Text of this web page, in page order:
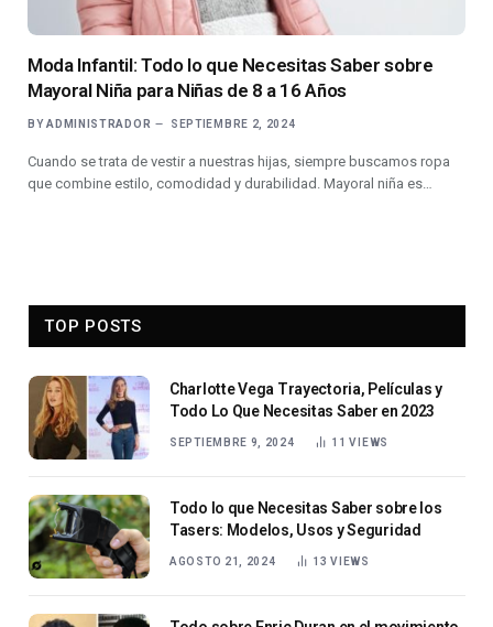
Moda Infantil: Todo lo que Necesitas Saber sobre
Mayoral Niña para Niñas de 8 a 16 Años
BY ADMINISTRADOR SEPTIEMBRE 2, 2024
Cuando se trata de vestir a nuestras hijas, siempre buscamos ropa
que combine estilo, comodidad y durabilidad. Mayoral niña es…
TOP POSTS
Charlotte Vega Trayectoria, Películas y
Todo Lo Que Necesitas Saber en 2023
SEPTIEMBRE 9, 2024 11VIEWS
Todo lo que Necesitas Saber sobre los
Tasers: Modelos, Usos y Seguridad
AGOSTO 21, 2024 13VIEWS